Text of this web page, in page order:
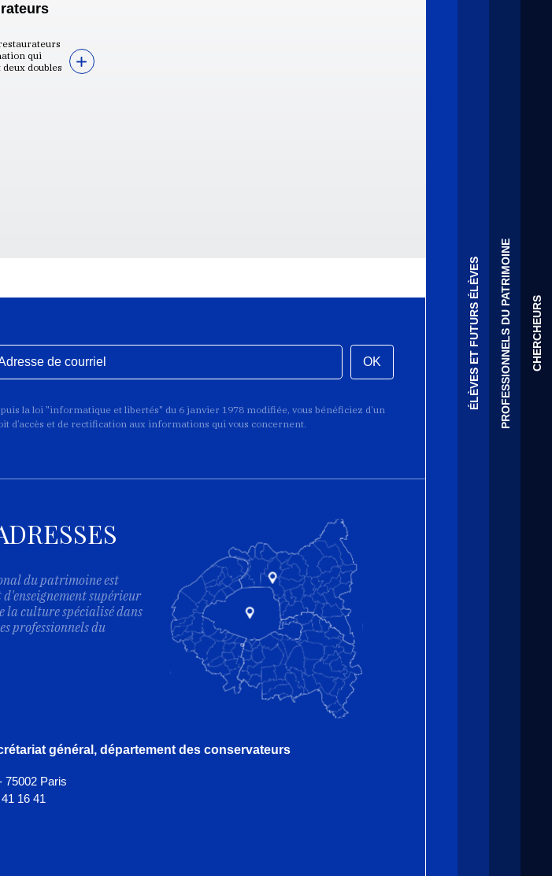
ÉLÈVES ET FUTURS ÉLÈVESPROFESSIONNELS DU PATRIMOINE CHERCHEURS
qui
doubles
OK
la loi "informatique et libertés" du 6 janvier 1978 modifiée, vous bénéficiez d’un
d’accès et de rectification aux informations qui vous concernent.
du patrimoine est
d'enseignement supérieur
la culture spécialisé dans
professionnels du
général, département des conservateurs
75002 Paris
16 41